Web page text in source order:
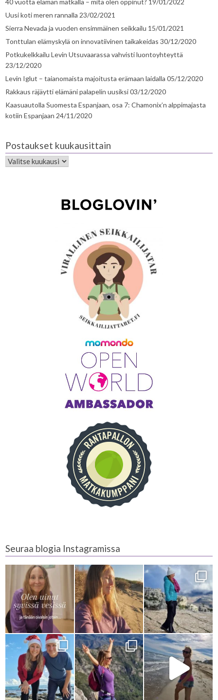
40 vuotta elämän matkalla – mitä olen oppinut? 19/01/2022
Uusi koti meren rannalla 23/02/2021
Sierra Nevada ja vuoden ensimmäinen seikkailu 15/01/2021
Tonttulan elämyskylä on innovatiivinen taikakeidas 30/12/2020
Potkukelkkailu Levin Utsuvaarassa vahvisti luontoyhteyttä
23/12/2020
Levin Iglut – taianomaista majoitusta erämaan laidalla 05/12/2020
Rakkaus räjäytti elämäni palapelin uusiksi03/12/2020
Kaasuautolla Suomesta Espanjaan, osa 7: Chamonix’n alppimajasta
kotiin Espanjaan 24/11/2020
Postaukset kuukausittain
Seuraa blogia Instagramissa